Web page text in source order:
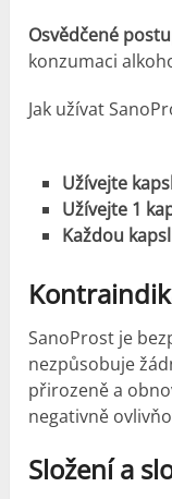
Osvědčené
konzumaci
Jak užívat
Užívejte
Užívejte 1
Každou
SanoProst je
nezpůsobuje
přirozeně a
negativně
Složení a